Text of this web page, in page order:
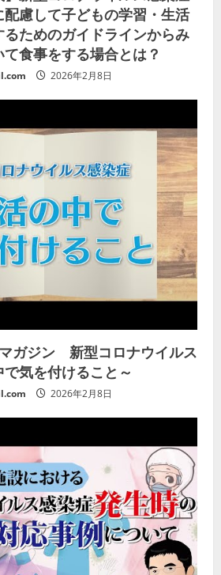
慮して子どもの学習・生活
ためのガイドラインからみ
食事をする場合とは？
2026年2月8日
マガジン 新型コロナウイルス
気を付けること～
2026年2月8日